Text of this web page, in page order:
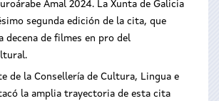
Amal 2024. La Xunta de Galicia
segunda edición de la cita, que
decena de filmes en pro del
de la Consellería de Cultura, Lingua e
la amplia trayectoria de esta cita